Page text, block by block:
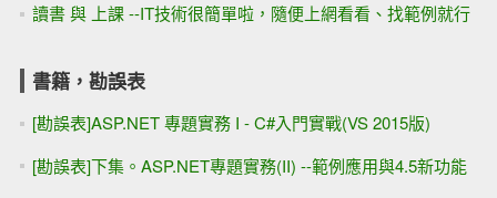
讀書 與 上課 --IT技術很簡單啦，隨便上網看看、找範例就行
書籍，勘誤表
[勘誤表]ASP.NET 專題實務 I - C#入門實戰(VS 2015版)
[勘誤表]下集。ASP.NET專題實務(II) --範例應用與4.5新功能